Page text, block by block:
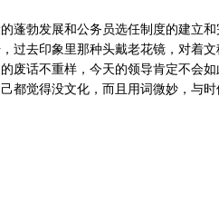
蓬勃发展和公务员选任制度的建立
过去印象里那种头戴老花镜，对着
废话不重样，今天的领导肯定不会
都觉得没文化，而且用词微妙，与